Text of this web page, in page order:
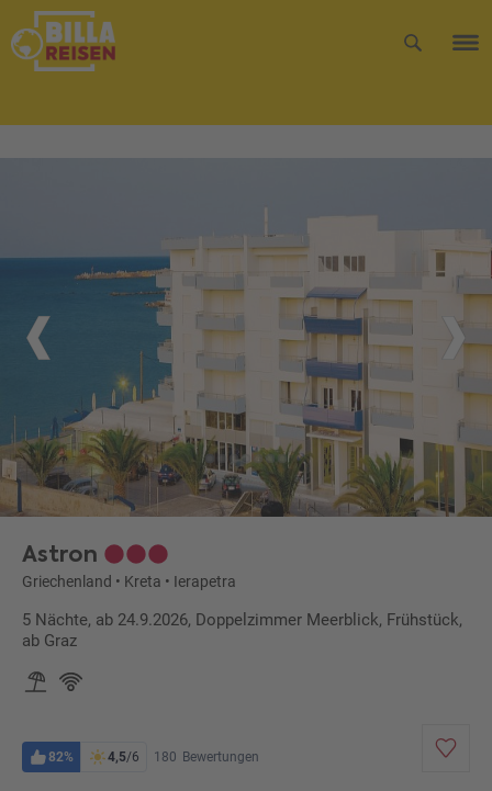
Astron
Griechenland • Kreta • Ierapetra
5 Nächte, ab 24.9.2026, Doppelzimmer Meerblick, Frühstück,
ab Graz
82% 4,5/6 180 Bewertungen